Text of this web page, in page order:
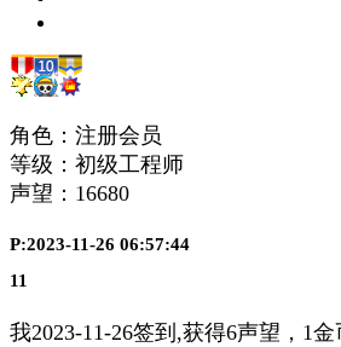
角色：注册会员
等级：初级工程师
声望： 16680
P:2023-11-26 06:57:44
11
我2023-11-26签到,获得6声望，1金